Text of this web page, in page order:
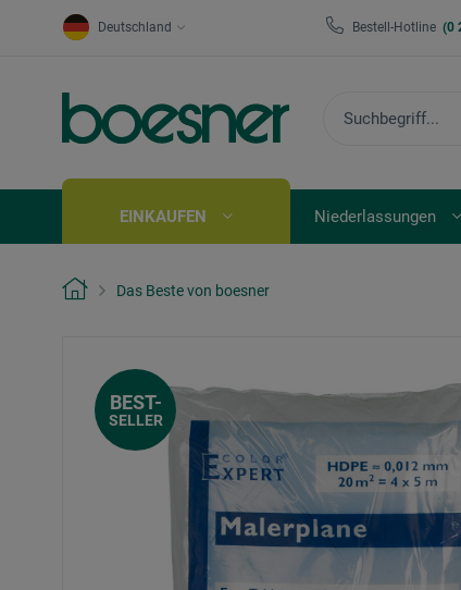
Deutschland Bestell-Hotline (0
EINKAUFEN Niederlassungen
Das Beste von boesner
BEST-
SELLER